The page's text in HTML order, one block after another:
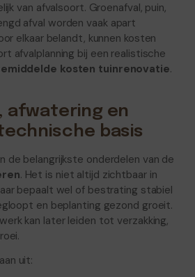
van afvalsoort. Groenafval, puin,
afval worden vaak apart
elkaar belandt, kunnen kosten
afvalplanning bij een realistische
kosten tuinrenovatie.
afwatering en
basis
de belangrijkste onderdelen van de
. Het is niet altijd zichtbaar in
bepaalt wel of bestrating stabiel
en beplanting gezond groeit.
kan later leiden tot verzakking,
uit: